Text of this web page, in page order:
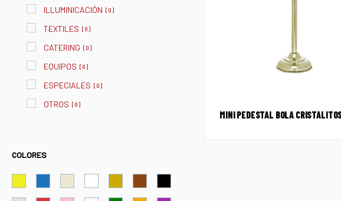
ILLUMINICACIÓN [0]
TEXTILES [0]
CATERING [0]
EQUIPOS [0]
ESPECIALES [0]
OTROS [0]
COLORES
MINI PEDESTAL BOLA